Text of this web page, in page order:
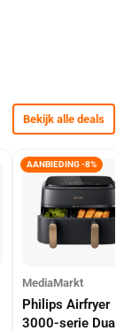
Bekijk alle deals
AANBIEDING -8%
MediaMarkt
Philips Airfryer
3000-serie Dual